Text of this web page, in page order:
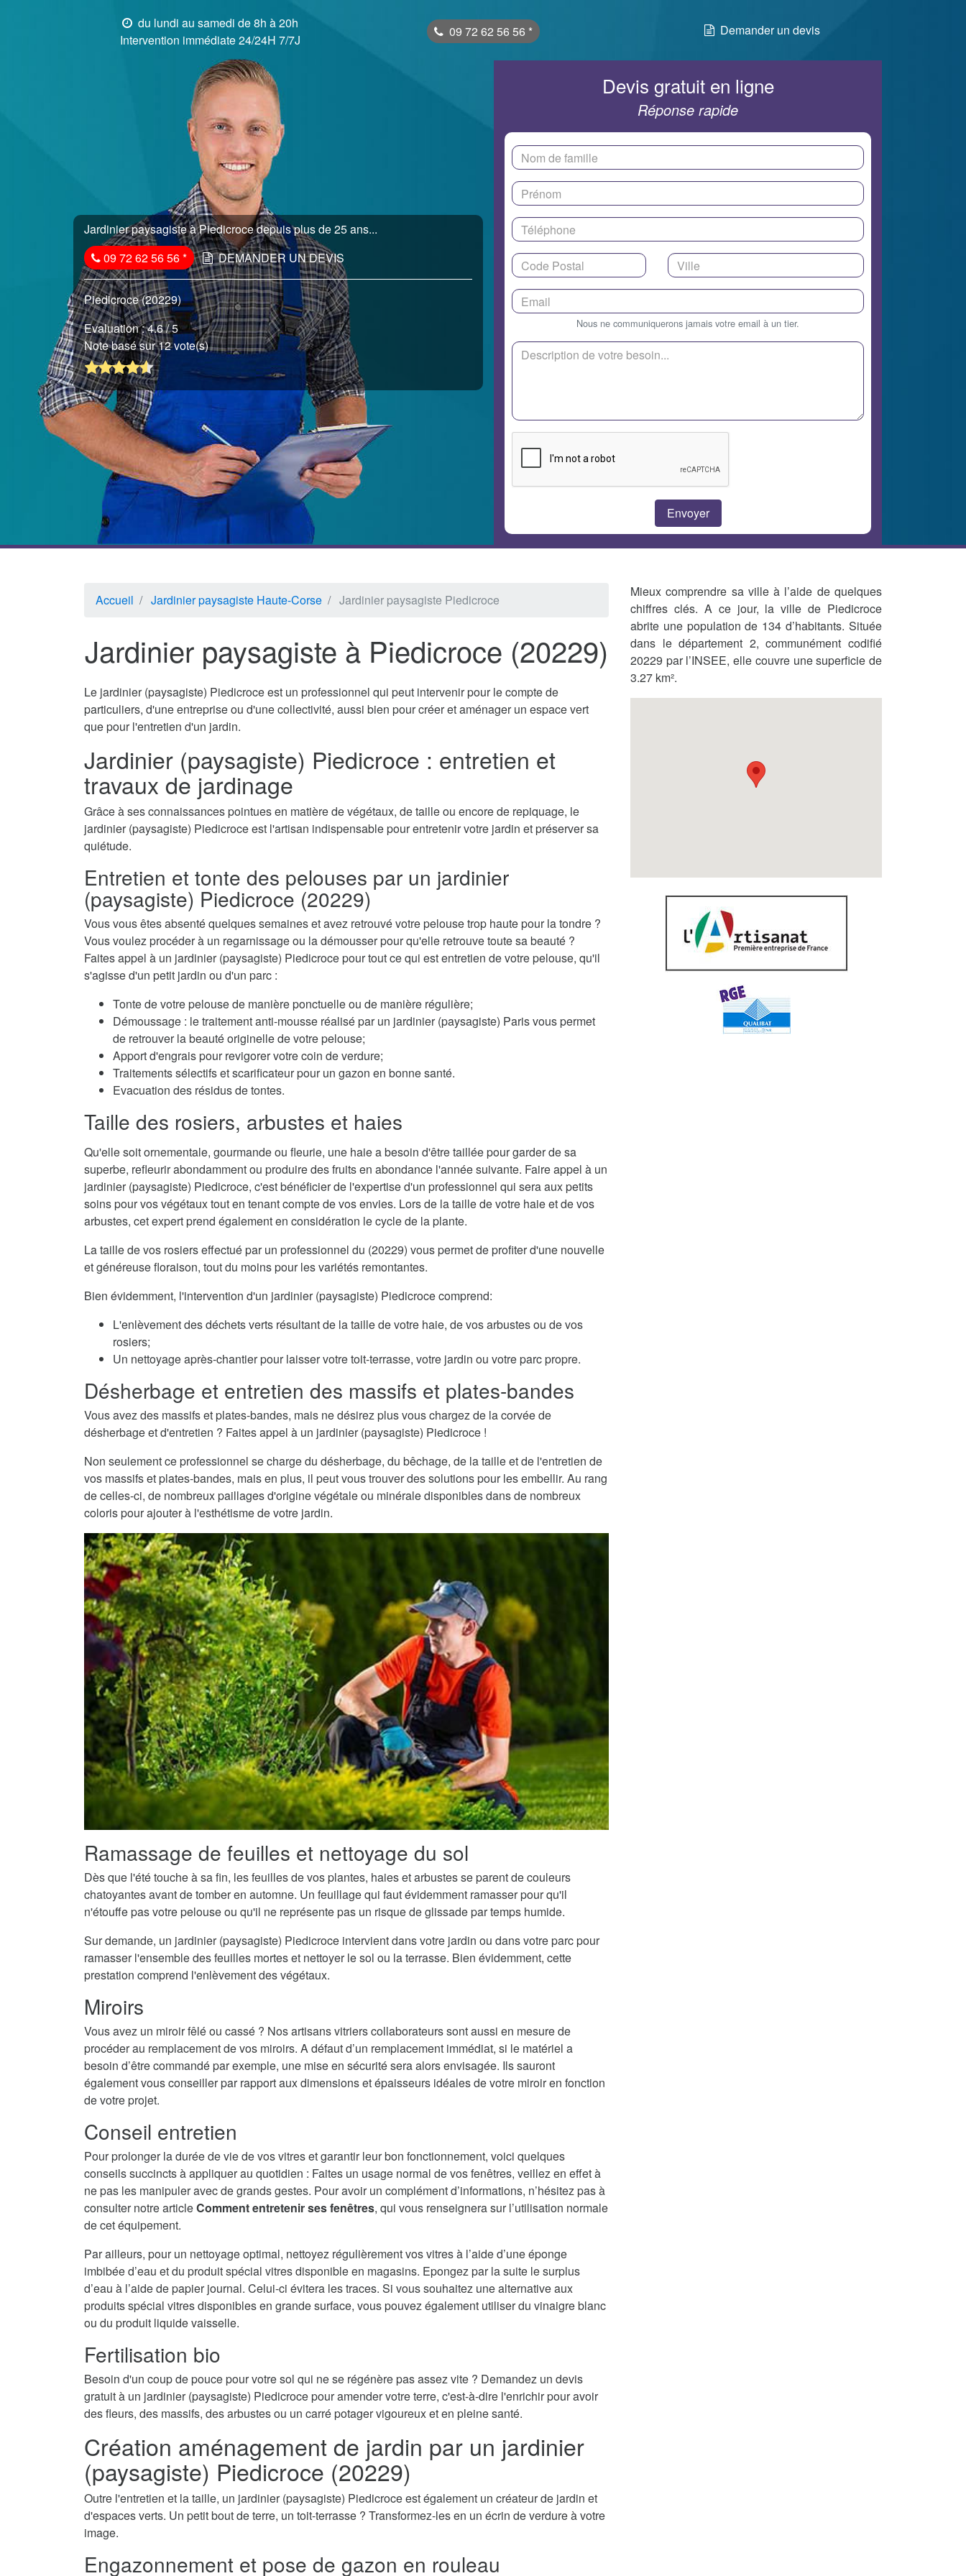
du lundi au samedi de 8h à 20h
Intervention immédiate 24/24H 7/7J
09 72 62 56 56 * Demander un devis
Jardinier paysagiste à Piedicroce depuis plus de 25 ans...
09 72 62 56 56* DEMANDER UN DEVIS
Piedicroce (20229)
Evaluation :4.6/ 5
Note basé sur 12 vote(s)
Devis gratuit en ligne
Réponse rapide
Nous ne communiquerons jamais votre email à un tier.
Accueil Jardinier paysagiste Haute-Corse Jardinier paysagiste Piedicroce
Jardinier paysagiste à Piedicroce (20229)
Le jardinier (paysagiste) Piedicroce est un professionnel qui peut intervenir pour le compte de
particuliers, d'une entreprise ou d'une collectivité, aussi bien pour créer et aménager un espace vert
que pour l'entretien d'un jardin.
Jardinier (paysagiste) Piedicroce : entretien et
travaux de jardinage
Grâce à ses connaissances pointues en matière de végétaux, de taille ou encore de repiquage, le
jardinier (paysagiste) Piedicroce est l'artisan indispensable pour entretenir votre jardin et préserver sa
quiétude.
Entretien et tonte des pelouses par un jardinier
(paysagiste) Piedicroce (20229)
Vous vous êtes absenté quelques semaines et avez retrouvé votre pelouse trop haute pour la tondre ?
Vous voulez procéder à un regarnissage ou la démousser pour qu'elle retrouve toute sa beauté ?
Faites appel à un jardinier (paysagiste) Piedicroce pour tout ce qui est entretien de votre pelouse, qu'il
s'agisse d'un petit jardin ou d'un parc :
Tonte de votre pelouse de manière ponctuelle ou de manière régulière;
Démoussage : le traitement anti-mousse réalisé par un jardinier (paysagiste) Paris vous permet
de retrouver la beauté originelle de votre pelouse;
Apport d'engrais pour revigorer votre coin de verdure;
Traitements sélectifs et scarificateur pour un gazon en bonne santé.
Evacuation des résidus de tontes.
Taille des rosiers, arbustes et haies
Qu'elle soit ornementale, gourmande ou fleurie, une haie a besoin d'être taillée pour garder de sa
superbe, refleurir abondamment ou produire des fruits en abondance l'année suivante. Faire appel à un
jardinier (paysagiste) Piedicroce, c'est bénéficier de l'expertise d'un professionnel qui sera aux petits
soins pour vos végétaux tout en tenant compte de vos envies. Lors de la taille de votre haie et de vos
arbustes, cet expert prend également en considération le cycle de la plante.
La taille de vos rosiers effectué par un professionnel du (20229) vous permet de profiter d'une nouvelle
et généreuse floraison, tout du moins pour les variétés remontantes.
Bien évidemment, l'intervention d'un jardinier (paysagiste) Piedicroce comprend:
L'enlèvement des déchets verts résultant de la taille de votre haie, de vos arbustes ou de vos
rosiers;
Un nettoyage après-chantier pour laisser votre toit-terrasse, votre jardin ou votre parc propre.
Désherbage et entretien des massifs et plates-bandes
Vous avez des massifs et plates-bandes, mais ne désirez plus vous chargez de la corvée de
désherbage et d'entretien ? Faites appel à un jardinier (paysagiste) Piedicroce !
Non seulement ce professionnel se charge du désherbage, du bêchage, de la taille et de l'entretien de
vos massifs et plates-bandes, mais en plus, il peut vous trouver des solutions pour les embellir. Au rang
de celles-ci, de nombreux paillages d'origine végétale ou minérale disponibles dans de nombreux
coloris pour ajouter à l'esthétisme de votre jardin.
Ramassage de feuilles et nettoyage du sol
Dès que l'été touche à sa fin, les feuilles de vos plantes, haies et arbustes se parent de couleurs
chatoyantes avant de tomber en automne. Un feuillage qui faut évidemment ramasser pour qu'il
n'étouffe pas votre pelouse ou qu'il ne représente pas un risque de glissade par temps humide.
Sur demande, un jardinier (paysagiste) Piedicroce intervient dans votre jardin ou dans votre parc pour
ramasser l'ensemble des feuilles mortes et nettoyer le sol ou la terrasse. Bien évidemment, cette
prestation comprend l'enlèvement des végétaux.
Miroirs
Vous avez un miroir fêlé ou cassé ? Nos artisans vitriers collaborateurs sont aussi en mesure de
procéder au remplacement de vos miroirs. A défaut d’un remplacement immédiat, si le matériel a
besoin d’être commandé par exemple, une mise en sécurité sera alors envisagée. Ils sauront
également vous conseiller par rapport aux dimensions et épaisseurs idéales de votre miroir en fonction
de votre projet.
Conseil entretien
Pour prolonger la durée de vie de vos vitres et garantir leur bon fonctionnement, voici quelques
conseils succincts à appliquer au quotidien : Faites un usage normal de vos fenêtres, veillez en effet à
ne pas les manipuler avec de grands gestes. Pour avoir un complément d’informations, n’hésitez pas à
consulter notre articleComment entretenir ses fenêtres, qui vous renseignera sur l’utilisation normale
de cet équipement.
Par ailleurs, pour un nettoyage optimal, nettoyez régulièrement vos vitres à l’aide d’une éponge
imbibée d’eau et du produit spécial vitres disponible en magasins. Epongez par la suite le surplus
d’eau à l’aide de papier journal. Celui-ci évitera les traces. Si vous souhaitez une alternative aux
produits spécial vitres disponibles en grande surface, vous pouvez également utiliser du vinaigre blanc
ou du produit liquide vaisselle.
Fertilisation bio
Besoin d'un coup de pouce pour votre sol qui ne se régénère pas assez vite ? Demandez un devis
gratuit à un jardinier (paysagiste) Piedicroce pour amender votre terre, c'est-à-dire l'enrichir pour avoir
des fleurs, des massifs, des arbustes ou un carré potager vigoureux et en pleine santé.
Création aménagement de jardin par un jardinier
(paysagiste) Piedicroce (20229)
Outre l'entretien et la taille, un jardinier (paysagiste) Piedicroce est également un créateur de jardin et
d'espaces verts. Un petit bout de terre, un toit-terrasse ? Transformez-les en un écrin de verdure à votre
image.
Engazonnement et pose de gazon en rouleau
Mieux comprendre sa ville à l’aide de quelques
chiffres clés. A ce jour, la ville de Piedicroce
abrite une population de 134 d’habitants. Située
dans le département 2, communément codifié
20229 par l’INSEE, elle couvre une superficie de
3.27 km².